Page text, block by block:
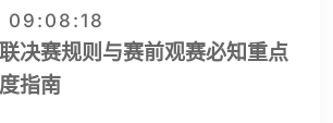
09:08:18
决赛规则与赛前观赛必知重点
指南